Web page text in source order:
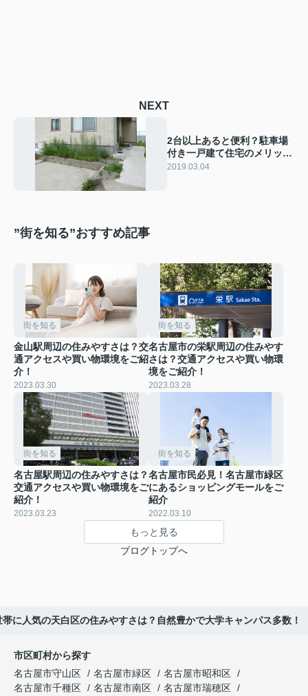
NEXT
2台以上あると便利？駐車場
付き一戸建て住宅のメリット
とは！？
2019.03.04
”街を知る”おすすめ記事
街を知る
金山駅周辺の住みやすさは？交
通アクセスや買い物環境をご紹
介！
2023.03.30
街を知る
名古屋市の栄駅周辺の住みやす
さは？交通アクセスや買い物環
境をご紹介！
2023.03.28
街を知る
名古屋駅周辺の住みやすさは？
交通アクセスや買い物環境をご
紹介！
2023.03.23
街を知る
名古屋市民必見！名古屋市緑区
にあるショッピングモールをご
紹介
2022.03.10
もっと見る
ブログトップへ
に人気の天白区の住みやすさは？自然豊かで大学キャンパス多数！
市区町村から探す
名古屋市守山区
名古屋市緑区
名古屋市昭和区
名古屋市千種区
名古屋市南区
名古屋市瑞穂区